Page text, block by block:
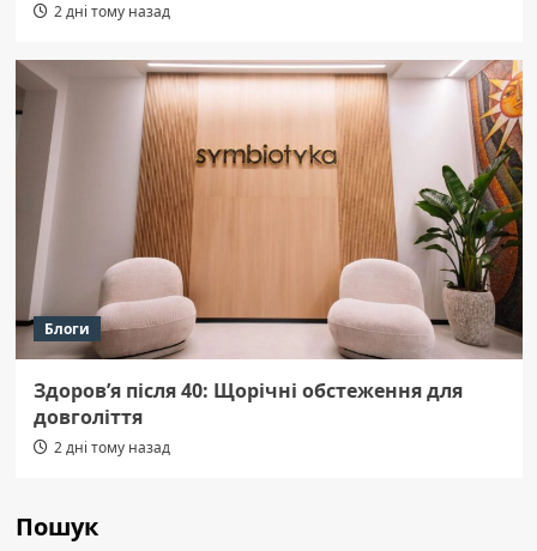
2 дні тому назад
Блоги
Здоров’я після 40: Щорічні обстеження для
довголіття
2 дні тому назад
Пошук